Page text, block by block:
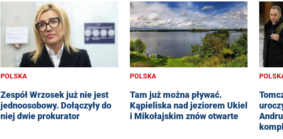
POLSKA
Zespół Wrzosek już nie jest
jednoosobowy. Dołączyły do
niej dwie prokurator
POLSKA
Tam już można pływać.
Kąpieliska nad jeziorem Ukiel
i Mikołajskim znów otwarte